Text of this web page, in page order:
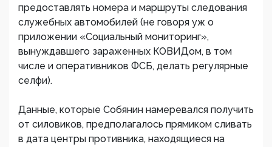
предоставлять номера и маршруты следования
служебных автомобилей (не говоря уж о
приложении «Социальный мониторинг»,
вынуждавшего зараженных КОВИДом, в том
числе и оперативников ФСБ, делать регулярные
селфи).
Данные, которые Собянин намеревался получить
от силовиков, предполагалось прямиком сливать
в дата центры противника, находящиеся на